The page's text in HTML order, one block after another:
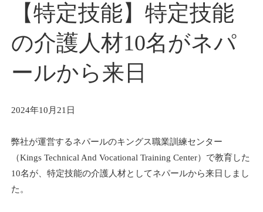
【特定技能】特定技能
の介護人材10名がネパ
ールから来日
2024年10月21日
弊社が運営するネパールのキングス職業訓練センター
（Kings Technical And Vocational Training Center）で教育した
10名が、特定技能の介護人材としてネパールから来日しまし
た。